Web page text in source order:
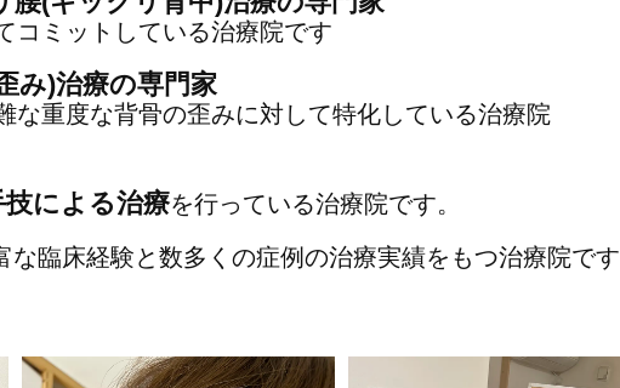
コミットしている治療院です
み)治療の専門家
な重度な背骨の歪みに対して特化している治療院
技による治療を行っている治療院です。
な臨床経験と数多くの症例の治療実績をもつ治療院で